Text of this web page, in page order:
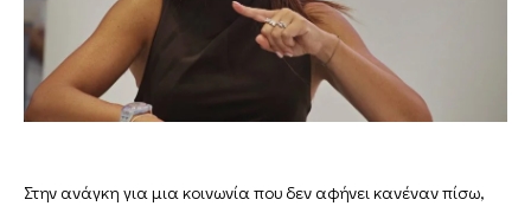
Στην ανάγκη για μια κοινωνία που δεν αφήνει κανέναν πίσω,